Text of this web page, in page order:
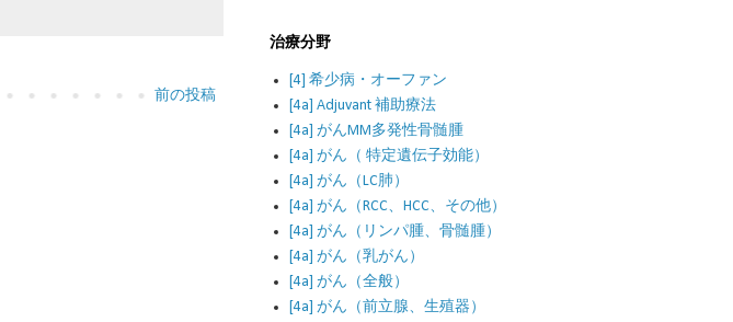
前の投稿
治療分野
[4] 希少病・オーファン
[4a] Adjuvant 補助療法
[4a] がんMM多発性骨髄腫
[4a] がん（ 特定遺伝子効能）
[4a] がん（LC肺）
[4a] がん（RCC、HCC、その他）
[4a] がん（リンパ腫、骨髄腫）
[4a] がん（乳がん）
[4a] がん（全般）
[4a] がん（前立腺、生殖器）